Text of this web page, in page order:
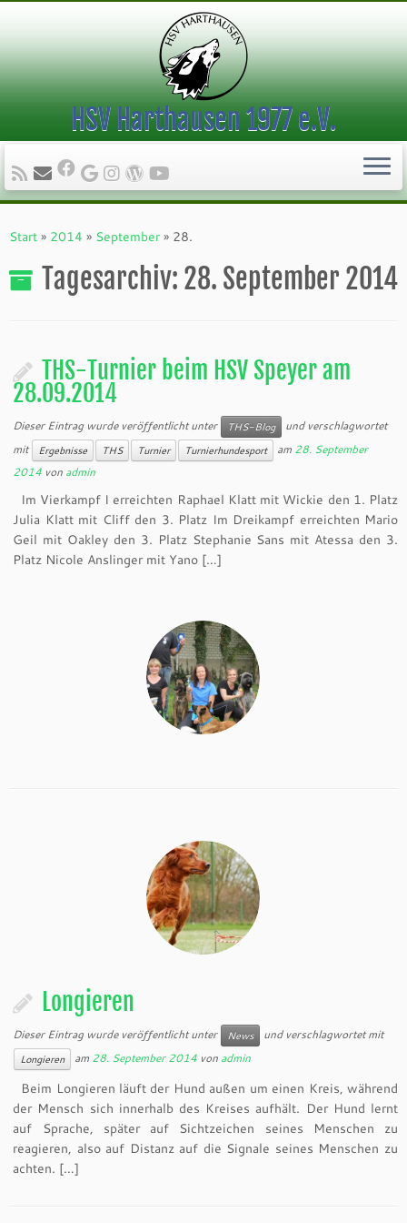
Inhalt
HSV Harthausen 1977 e.V.
Start » 2014 » September » 28.
Tagesarchiv: 28. September 2014
THS-Turnier beim HSV Speyer am
28.09.2014
Dieser Eintrag wurde veröffentlicht unter THS-Blog
und verschlagwortet
mit
Ergebnisse THS Turnier Turnierhundesport am 28. September
2014 von admin
Im Vierkampf I erreichten Raphael Klatt mit Wickie den 1. Platz
Julia Klatt mit Cliff den 3. Platz Im Dreikampf erreichten Mario
Geil mit Oakley den 3. Platz Stephanie Sans mit Atessa den 3.
Platz Nicole Anslinger mit Yano […]
Longieren
Dieser Eintrag wurde veröffentlicht unter News und verschlagwortet mit
Longieren am 28. September 2014 von admin
Beim Longieren läuft der Hund außen um einen Kreis, während
der Mensch sich innerhalb des Kreises aufhält. Der Hund lernt
auf Sprache, später auf Sichtzeichen seines Menschen zu
reagieren, also auf Distanz auf die Signale seines Menschen zu
achten. […]